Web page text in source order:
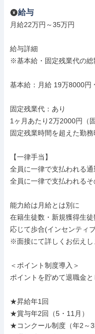
給与
月給22万円～35万円
給与詳細
※基本給・固定残業代の総
基本給：月給 19万8000円
固定残業代：あり
1ヶ月あたり2万2000円（
固定残業時間を超えた勤
【一律手当】
全員に一律で支払われる
全員に一律で支払われる
能力給は月給とは別に
在籍生徒数・新規獲得生徒
応じて歩合(インセンティ
※面接にて詳しくお伝えし
＜ポイント制度導入＞
ポイントを貯めて退職金
★昇給年1回
★賞与年2回（5・11月）
★コンクール制度（年2～3